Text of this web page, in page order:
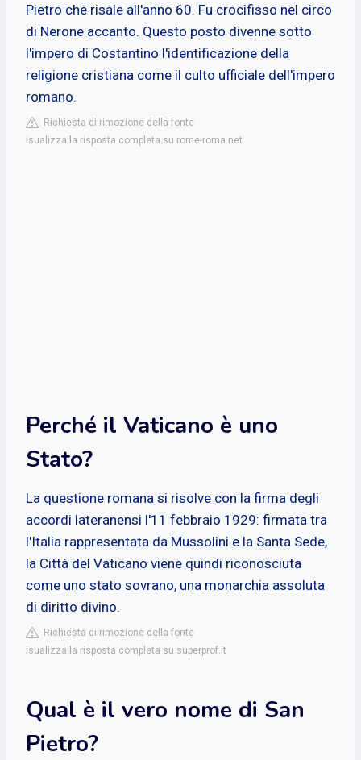
Pietro che risale all'anno 60. Fu crocifisso nel circo
di Nerone accanto. Questo posto divenne sotto
l'impero di Costantino l'identificazione della
religione cristiana come il culto ufficiale dell'impero
romano.
Richiesta di rimozione della fonte
isualizza la risposta completa su rome-roma.net
Perché il Vaticano è uno
Stato?
La questione romana si risolve con la firma degli
accordi lateranensi l'11 febbraio 1929: firmata tra
l'Italia rappresentata da Mussolini e la Santa Sede,
la Città del Vaticano viene quindi riconosciuta
come uno stato sovrano, una monarchia assoluta
di diritto divino.
Richiesta di rimozione della fonte
isualizza la risposta completa su superprof.it
Qual è il vero nome di San
Pietro?